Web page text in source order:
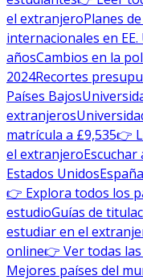
el extranjeroPlanes
internacionales en EE.
añosCambios en la
2024Recortes
Países Bajos
extranjeros
matrícula a £9,535👉
el extranjeroEscuchar
Estados UnidosEspaña
👉 Explora todos los
estudioGuías de
estudiar en el
online👉 Ver todas
Mejores países del